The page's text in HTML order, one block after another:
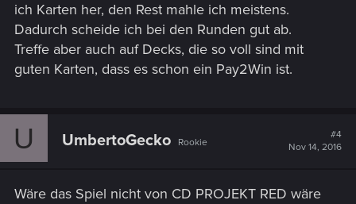
ich Karten her, den Rest mahle ich meistens.
Dadurch scheide ich bei den Runden gut ab.
Treffe aber auch auf Decks, die so voll sind mit
guten Karten, dass es schon ein Pay2Win ist.
U UmbertoGecko Rookie
#4
Nov 14, 2016
Wäre das Spiel nicht von CD PROJEKT RED wäre